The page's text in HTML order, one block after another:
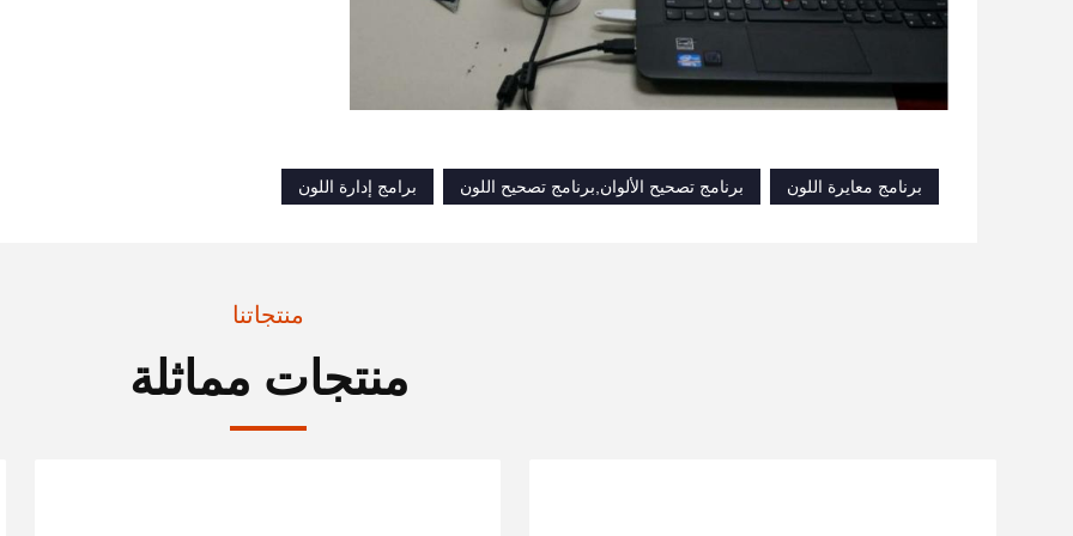
برنامج معايرة اللون
برنامج تصحيح الألوان,برنامج تصحيح اللون برامج إدارة اللون
منتجاتنا
منتجات مماثلة